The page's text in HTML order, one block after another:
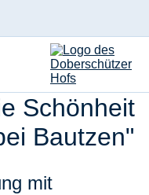
Landblick -
Schönheit
Bautzen"
mit